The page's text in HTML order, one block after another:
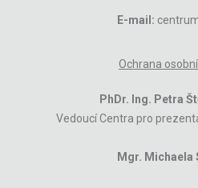
E-mail:
Ochrana
PhDr. Ing. Petra
Vedoucí Centra pro
Mgr. Michaela